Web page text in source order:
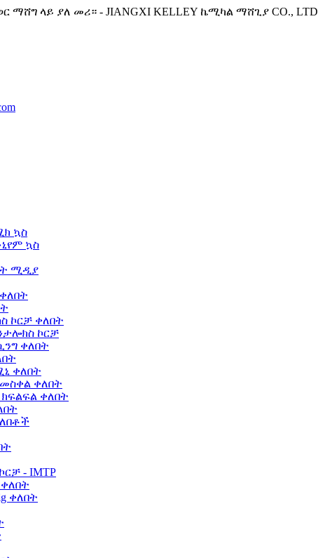
ማሸግ ላይ ያለ መሪ። - JIANGXI KELLEY ኬሚካል ማሸጊያ CO., LTD
ኳስ
ኳስ
ሚዲያ
ኮርቻ ቀለበት
ኮርቻ
ቀለበት
ቀለበት
ቀለበት
ቀለበት
- IMTP
ቀለበት